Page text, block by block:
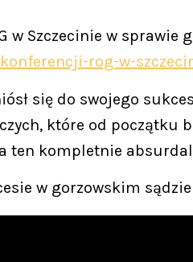
w Szczecinie w
rog-w-
się do swojego
które od początku
ten kompletnie
w gorzowskim sądzie